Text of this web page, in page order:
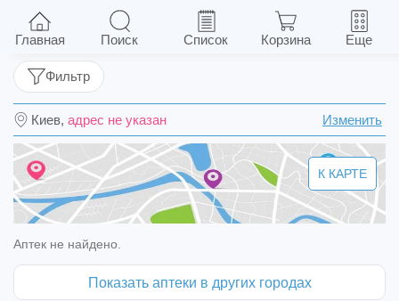
Фликс спрей назал. сусп. 0,05% фл. 9 г
Киев, адрес не указан Изменить
Фильтр
К КАРТЕ
Аптек не найдено.
Показать аптеки в других городах
Главная Поиск Список Корзина Еще